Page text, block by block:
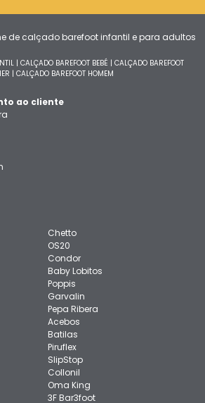
de calçado barefoot infantil e para adultos
| CALÇADO BAREFOOT BEBÉ | CALÇADO BAREFOOT
| CALÇADO BAREFOOT HOMEM
ao cliente
Chetto
OS20
Condor
Baby Lobitos
Poppis
Garvalin
Pepa Ribera
Acebos
Batilas
Piruflex
SlipStop
Collonil
Oma King
3F Bar3foot